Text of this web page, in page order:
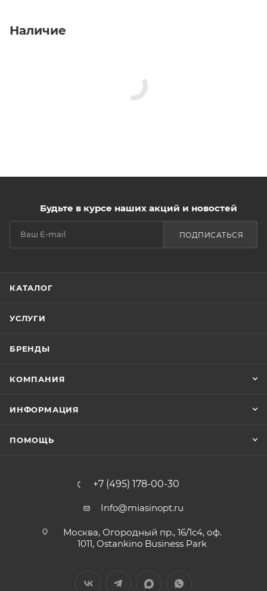
Наличие
Будьте в курсе наших акций и новостей
ПОДПИСАТЬСЯ
КАТАЛОГ
УСЛУГИ
БРЕНДЫ
КОМПАНИЯ
ИНФОРМАЦИЯ
ПОМОЩЬ
+7 (495) 178-00-30
Info@miasinopt.ru
Москва, Огородный пр., 16/1с4, оф.
1011, Ostankino Business Park